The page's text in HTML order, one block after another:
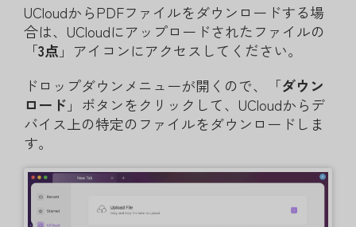
UCloudからPDFファイルをダウンロードする場
合は、UCloudにアップロードされたファイルの
「3点 」アイコンにアクセスしてください。
ドロップダウンメニューが開くので、「ダウン
ロード 」ボタンをクリックして、UCloudからデ
バイス上の特定のファイルをダウンロードしま
す。